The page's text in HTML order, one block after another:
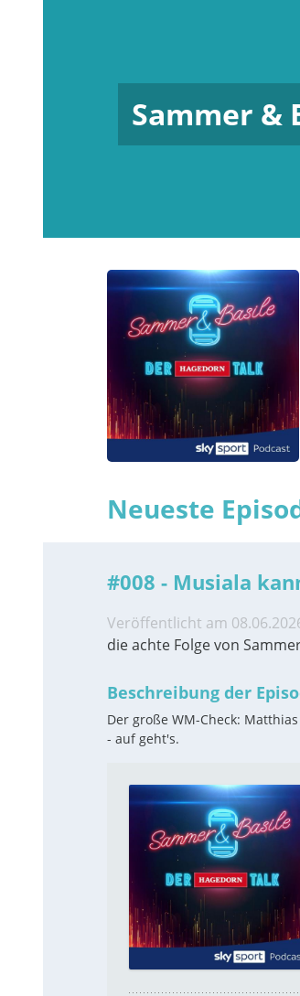
Sammer &
Neueste
#008 - Musiala
Veröffentlicht am
die achte Folge von
Beschreibung der
Der große WM-Check:
- auf geht's.